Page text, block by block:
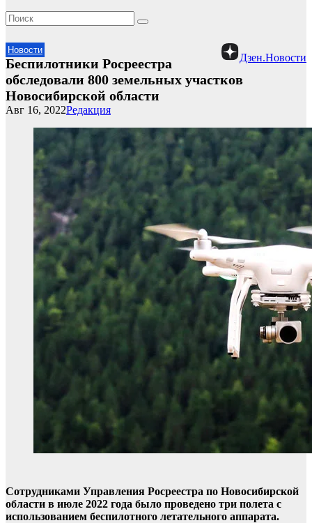
Новости
Дзен.Новости
Беспилотники Росреестра
обследовали 800 земельных участков
Новосибирской области
Редакция
Авг 16, 2022
Сотрудниками Управления Росреестра по Новосибирской
области в июле 2022 года было проведено три полета с
использованием беспилотного летательного аппарата.